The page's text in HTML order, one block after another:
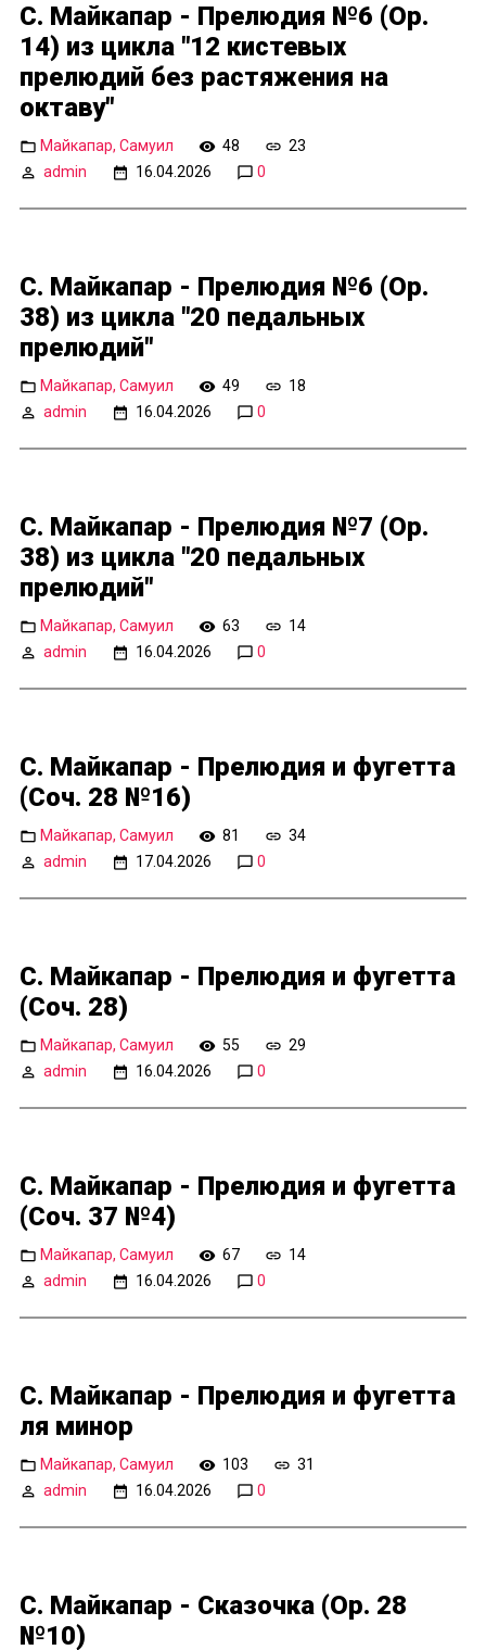
С. Майкапар - Прелюдия №6 (Op.
14) из цикла "12 кистевых
прелюдий без растяжения на
октаву"
Майкапар, Самуил 48
23
admin
16.04.2026 0
С. Майкапар - Прелюдия №6 (Op.
38) из цикла "20 педальных
прелюдий"
Майкапар, Самуил 49
18
admin
16.04.2026 0
С. Майкапар - Прелюдия №7 (Op.
38) из цикла "20 педальных
прелюдий"
Майкапар, Самуил 63
14
admin
16.04.2026 0
С. Майкапар - Прелюдия и фугетта
(Соч. 28 №16)
Майкапар, Самуил 81
34
admin
17.04.2026 0
С. Майкапар - Прелюдия и фугетта
(Соч. 28)
Майкапар, Самуил 55
29
admin
16.04.2026 0
С. Майкапар - Прелюдия и фугетта
(Соч. 37 №4)
Майкапар, Самуил 67
14
admin
16.04.2026 0
С. Майкапар - Прелюдия и фугетта
ля минор
Майкапар, Самуил 103
31
admin
16.04.2026 0
С. Майкапар - Сказочка (Op. 28
№10)